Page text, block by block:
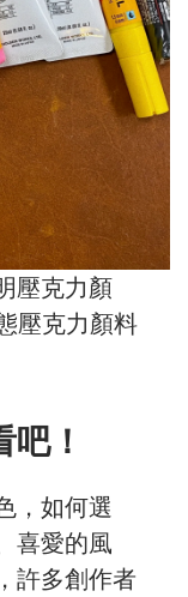
壓克力顏
壓克力顏料
！
，如何選
喜愛的風
許多創作者